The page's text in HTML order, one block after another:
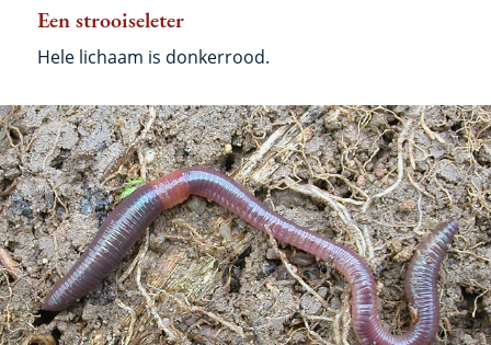
Een strooiseleter
Hele lichaam is donkerrood.